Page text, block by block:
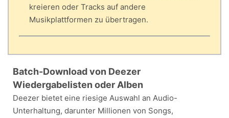
kreieren oder Tracks auf andere
Musikplattformen zu übertragen.
Batch-Download von Deezer
Wiedergabelisten oder Alben
Deezer bietet eine riesige Auswahl an Audio-
Unterhaltung, darunter Millionen von Songs,